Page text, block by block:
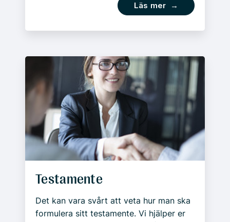
Läs mer →
Testamente
Det kan vara svårt att veta hur man ska
formulera sitt testamente. Vi hjälper er